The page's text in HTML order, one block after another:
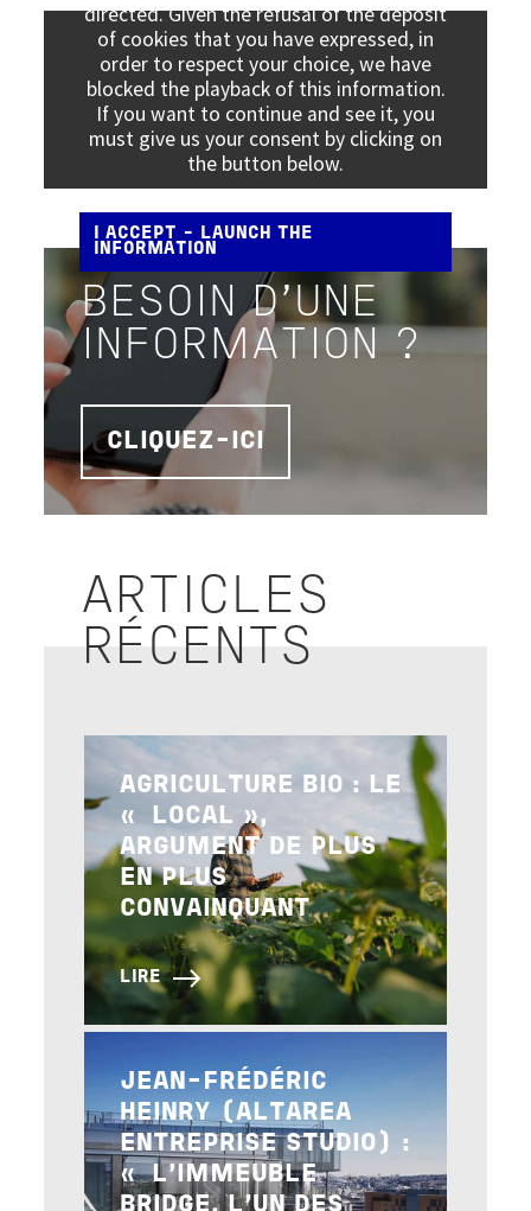
directed. Given the refusal of the deposit
of cookies that you have expressed, in
order to respect your choice, we have
blocked the playback of this information.
If you want to continue and see it, you
must give us your consent by clicking on
the button below.
I ACCEPT - LAUNCH THE
INFORMATION
BESOIN D'UNE
INFORMATION ?
CLIQUEZ-ICI
ARTICLES
RÉCENTS
Image
AGRICULTURE BIO : LE
« LOCAL »,
ARGUMENT DE PLUS
EN PLUS
CONVAINQUANT
LIRE
JEAN-FRÉDÉRIC
HEINRY (ALTAREA
ENTREPRISE STUDIO) :
« L’IMMEUBLE
BRIDGE, L’UN DES